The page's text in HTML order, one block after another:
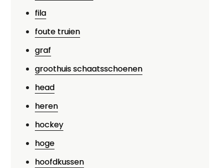
fila
foute truien
graf
groothuis schaatsschoenen
head
heren
hockey
hoge
hoofdkussen